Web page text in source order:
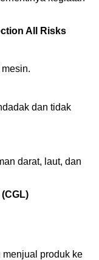
All Risks
dan tidak
darat, laut, dan
produk ke